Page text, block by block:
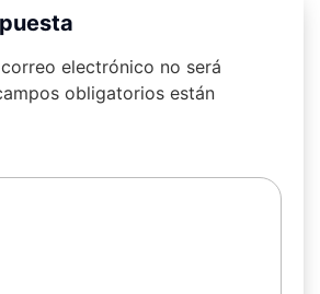
electrónico no será
obligatorios están